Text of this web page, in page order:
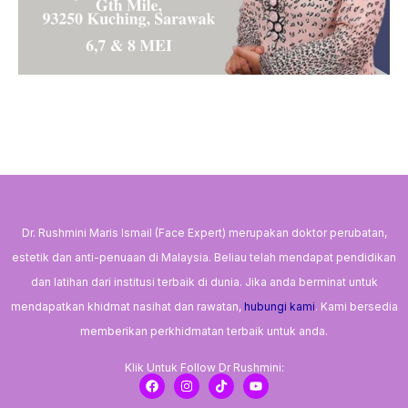
Dr. Rushmini Maris Ismail (Face Expert) merupakan doktor perubatan,
estetik dan anti-penuaan di Malaysia. Beliau telah mendapat pendidikan
dan latihan dari institusi terbaik di dunia. Jika anda berminat untuk
mendapatkan khidmat nasihat dan rawatan, hubungi kami. Kami bersedia
memberikan perkhidmatan terbaik untuk anda.
Klik Untuk Follow Dr Rushmini:
F
a
c
I
n
s
T
i
k
Y
o
u